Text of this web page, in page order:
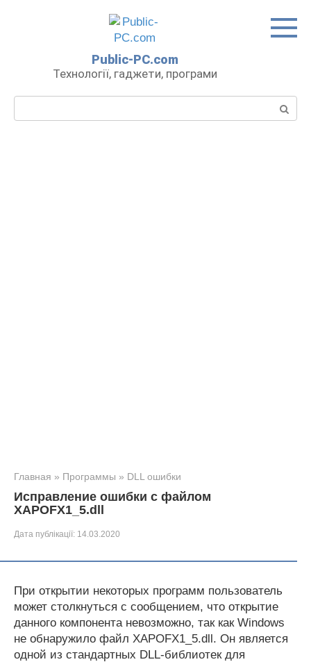
Public-PC.com
Технології, гаджети, програми
Главная » Программы » DLL ошибки
Исправление ошибки с файлом
XAPOFX1_5.dll
Дата публікації: 14.03.2020
При открытии некоторых программ пользователь
может столкнуться с сообщением, что открытие
данного компонента невозможно, так как Windows
не обнаружило файл XAPOFX1_5.dll. Он является
одной из стандартных DLL-библиотек для